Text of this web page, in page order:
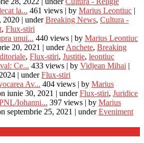
la... 461 views | by Marius Leontiuc |
2020 | underBreaking News, Cultura -
, Flux-stiri
unui... 440 views | by Marius Leontiuc
20, 2021 | underAnchete, Breaking
, Flux-stiri, Justitie, leontiuc
Ce... 433 views | by Vidjean Mihai |
| underFlux-stiri
Av... 404 views | by Marius
iunie 30, 2021 | underFlux-stiri, Juridice
Iohanni... 397 views | by Marius
septembrie 25, 2021 | underEveniment